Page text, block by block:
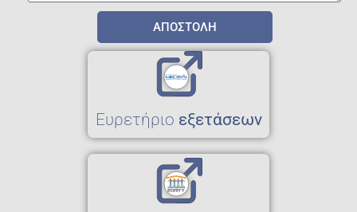
ΑΠΟΣΤΟΛΗ
Eυρετήριο εξετάσεων